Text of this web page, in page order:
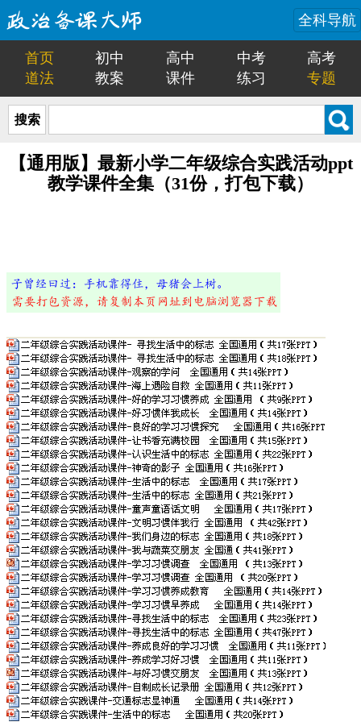
全科导航
首页 初中 高中 中考
高考
道法
教案 课件 练习 专题
搜索
【通用版】最新小学二年级综合实践活动ppt
教学课件全集（31份，打包下载）